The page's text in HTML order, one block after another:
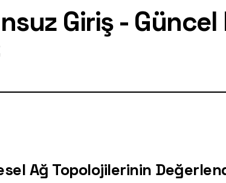
Giriş - Güncel
Ağ Topolojilerinin